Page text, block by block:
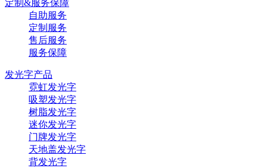
定制&服务保障
自助服务
定制服务
售后服务
服务保障
发光字产品
霓虹发光字
吸塑发光字
树脂发光字
迷你发光字
门牌发光字
天地盖发光字
背发光字